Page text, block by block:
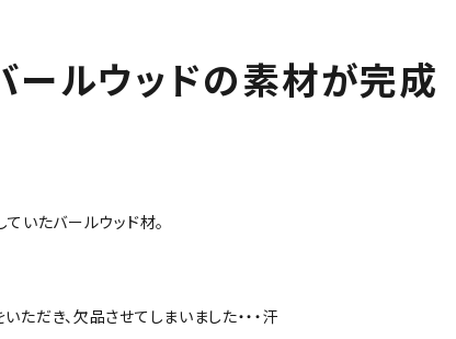
ールウッドの素材が完成
いたバールウッド材。
だき、欠品させてしまいました・・・汗